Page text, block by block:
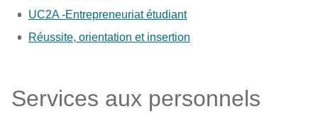
UC2A -Entrepreneuriat étudiant
Réussite, orientation et insertion
Services aux personnels